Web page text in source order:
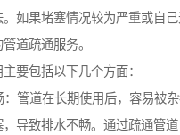
如果堵塞情况较为严重或自
道疏通服务。
要包括以下几个方面：
：管道在长期使用后，容易被
导致排水不畅。通过疏通管